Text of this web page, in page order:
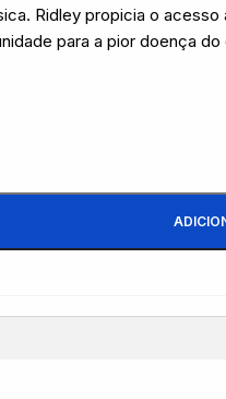
Ridley propicia o
para a pior doença